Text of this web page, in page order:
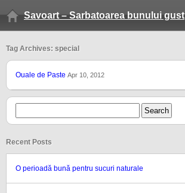
Savoart – Sarbatoarea bunului gust
Tag Archives: special
Ouale de Paste Apr 10, 2012
Recent Posts
O perioadă bună pentru sucuri naturale